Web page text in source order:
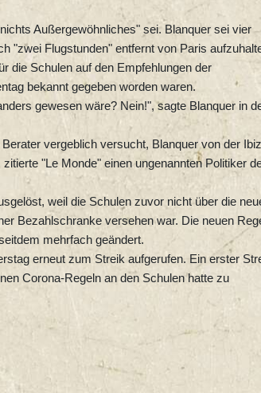
Außergewöhnliches" sei. Blanquer sei vier
"zwei Flugstunden" entfernt von Paris
die Schulen auf den Empfehlungen der
bekannt gegeben worden waren.
gewesen wäre? Nein!", sagte Blanquer in
vergeblich versucht, Blanquer von der
"Le Monde" einen ungenannten Politiker
weil die Schulen zuvor nicht über die
Bezahlschranke versehen war. Die neuen
mehrfach geändert.
erneut zum Streik aufgerufen. Ein erster
Corona-Regeln an den Schulen hatte zu